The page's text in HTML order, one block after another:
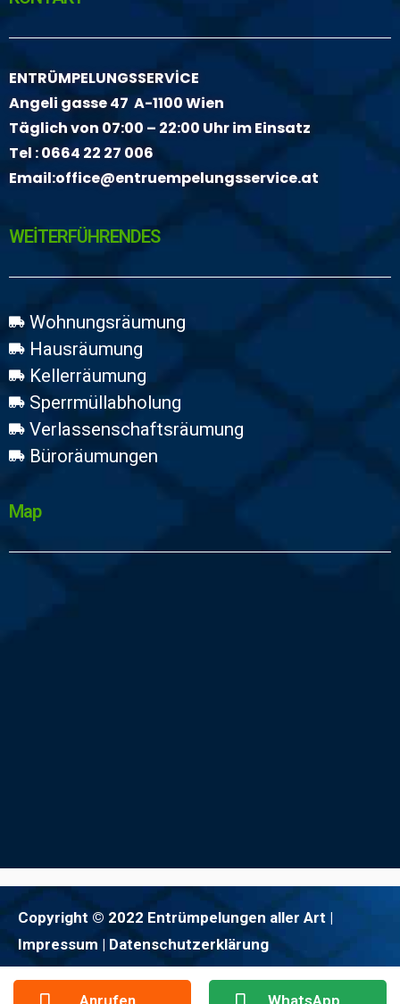
ENTRÜMPELUNGSSERVİCE
Angeli gasse 47 A-1100 Wien
Täglich von 07:00 – 22:00 Uhr im Einsatz
Tel :0664 22 27 006
Email:office@entruempelungsservice.at
WEİTERFÜHRENDES
Wohnungsräumung
Hausräumung
Kellerräumung
Sperrmüllabholung
Verlassenschaftsräumung
Büroräumungen
Map
Copyright © 2022 Entrümpelungen aller Art |
Impressum | Datenschutzerklärung
Anrufen WhatsApp